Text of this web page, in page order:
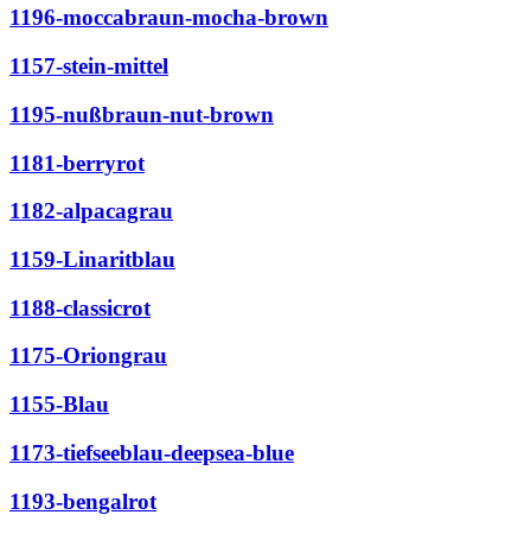
1196-moccabraun-mocha-brown
1157-stein-mittel
1195-nußbraun-nut-brown
1181-berryrot
1182-alpacagrau
1159-Linaritblau
1188-classicrot
1175-Oriongrau
1155-Blau
1173-tiefseeblau-deepsea-blue
1193-bengalrot